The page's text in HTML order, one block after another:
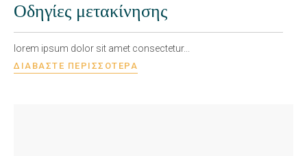
Οδηγίες μετακίνησης
lorem ipsum dolor sit amet consectetur...
ΔΙΑΒΆΣΤΕ ΠΕΡΙΣΣΌΤΕΡΑ